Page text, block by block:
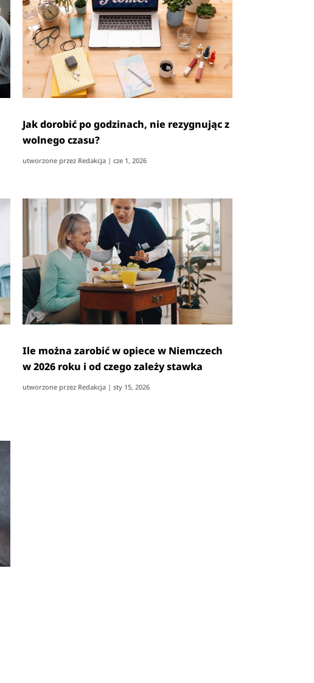
Jak dorobić po godzinach, nie rezygnując z
wolnego czasu?
utworzone przez Redakcja| cze 1, 2026
Ile można zarobić w opiece w Niemczech
w 2026 roku i od czego zależy stawka
utworzone przez Redakcja| sty 15, 2026